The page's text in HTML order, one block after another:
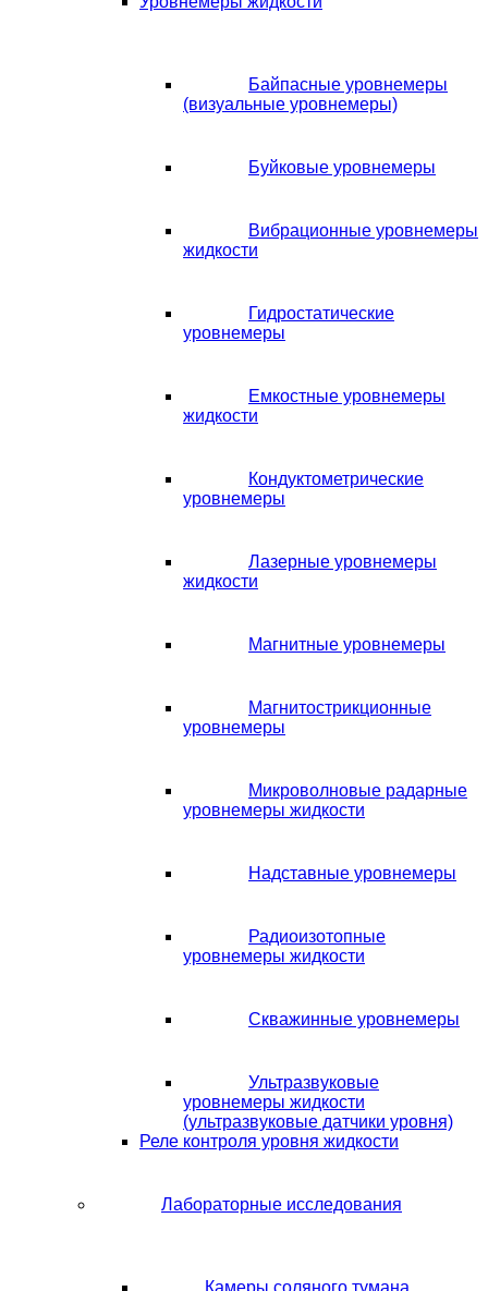
Байпасные уровнемеры
(визуальные уровнемеры)
Буйковые уровнемеры
Вибрационные уровнемеры
жидкости
Гидростатические
уровнемеры
Емкостные уровнемеры
жидкости
Кондуктометрические
уровнемеры
Лазерные уровнемеры
жидкости
Магнитные уровнемеры
Магнитострикционные
уровнемеры
Микроволновые радарные
уровнемеры жидкости
Надставные уровнемеры
Радиоизотопные
уровнемеры жидкости
Скважинные уровнемеры
Ультразвуковые
уровнемеры жидкости
(ультразвуковые датчики уровня)
Реле контроля уровня жидкости
Лабораторные исследования
Камеры соляного тумана